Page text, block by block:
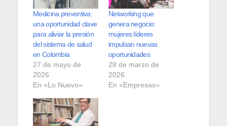
Medicina preventiva:
una oportunidad clave
para aliviar la presión
del sistema de salud
en Colombia
27 de mayo de
2026
En «Lo Nuevo»
Networking que
genera negocio:
mujeres líderes
impulsan nuevas
oportunidades
28 de marzo de
2026
En «Empresas»